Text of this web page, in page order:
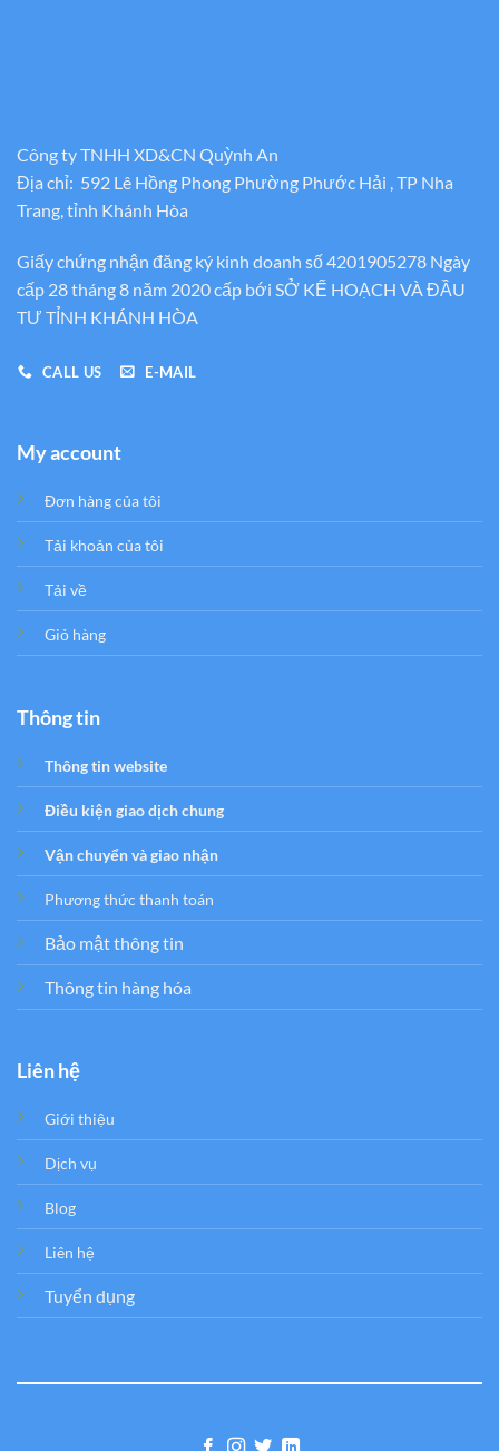
Công ty TNHH XD&CN Quỳnh An
Địa chỉ: 592 Lê Hồng Phong Phường Phước Hải , TP Nha
Trang, tỉnh Khánh Hòa
Giấy chứng nhận đăng ký kinh doanh số 4201905278 Ngày
cấp 28 tháng 8 năm 2020 cấp bới SỞ KẾ HOẠCH VÀ ĐẦU
TƯ TỈNH KHÁNH HÒA
CALL US E-MAIL
My account
Đơn hàng của tôi
Tải khoản của tôi
Tải về
Giỏ hàng
Thông tin
Thông tin website
Điều kiện giao dịch chung
Vận chuyển và giao nhận
Phương thức thanh toán
Bảo mật thông tin
Thông tin hàng hóa
Liên hệ
Giới thiệu
Dịch vụ
Blog
Liên hệ
Tuyển dụng